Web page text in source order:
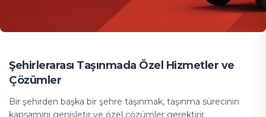
Şehirlerarası Taşınmada Özel Hizmetler ve
Çözümler
Bir şehirden başka bir şehre taşınmak, taşınma sürecinin
kapsamını genişletir ve özel çözümler gerektirir.